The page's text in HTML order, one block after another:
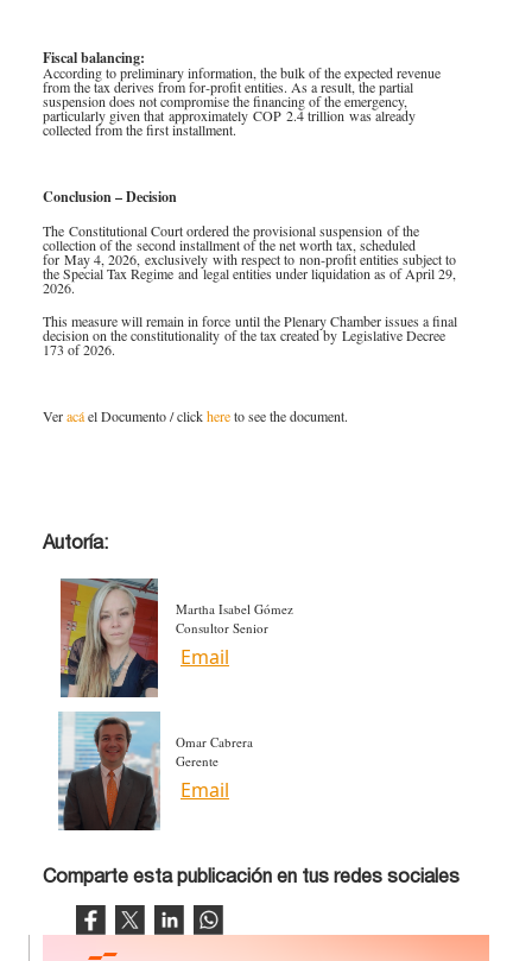
Fiscal balancing:
According to preliminary information, the bulk of the expected revenue
from the tax derives from for‑profit entities. As a result, the partial
suspension does not compromise the financing of the emergency,
particularly given that approximately COP 2.4 trillion was already
collected from the first installment.
Conclusion – Decision
The Constitutional Court ordered the provisional suspension of the
collection of the second installment of the net worth tax, scheduled
for May 4, 2026, exclusively with respect to non‑profit entities subject to
the Special Tax Regime and legal entities under liquidation as of April 29,
2026.
This measure will remain in force until the Plenary Chamber issues a final
decision on the constitutionality of the tax created by Legislative Decree
173 of 2026.​
Veracá ​el Documento / clickhereto see the document.
Autoría:
Martha Isabel Gómez
Consultor Senior
Email
Omar Cabrera
Gerente
Email
Comparte esta publicación en tus redes sociales